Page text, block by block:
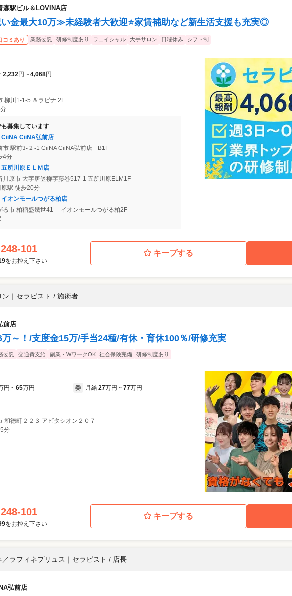
駅ビル＆LOVINA店
金最大10万≫未経験者大歓迎⭐家賃補助など新生活支援も充実◎
コミあり 業務委託 研修制度あり フェイシャル 大手サロン 日曜休み シフト制
2,232円 ~ 4,068円
柳川1-1-5 ＆ラビナ 2F
募集しています
CiiNA弘前店
市 駅前3- 2 -1 CiiNA CiiNA弘前店 B1F
4分
所川原ＥＬＭ店
川原市 大字唐笠柳字藤巻517-1 五所川原ELM1F
駅 徒歩20分
オンモールつがる柏店
る市 柏稲盛幾世41 イオンモールつがる柏2F
キープする
101
をお控え下さい
ン ｜ セラピスト / 施術者
前店
～！/支度金15万/手当24種/有休・育休100％/研修充実
委託 交通費支給 副業・WワークOK 社会保険完備 研修制度あり
円 ~ 65万円 委 月給 27万円 ~ 77万円
和徳町２２３ アビタシオン２０７
分
キープする
101
をお控え下さい
ラフィネプリュス ｜ セラピスト / 店長
弘前店